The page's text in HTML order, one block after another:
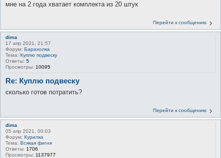
мне на 2 года хватает комплекта из 20 штук
Перейти к сообщению
dima
17 апр 2021, 21:57
Форум: Барахолка
Тема: Куплю подвеску
Ответы: 5
Просмотры: 10095
Re: Куплю подвеску
сколько готов потратить?
Перейти к сообщению
dima
05 апр 2021, 00:03
Форум: Курилка
Тема: Всякая фигня
Ответы: 1706
Просмотры: 1137977